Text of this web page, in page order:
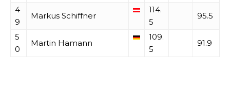
4
9
Markus Schiffner
114.
5
95.5
5
0
Martin Hamann
109.
5
91.9